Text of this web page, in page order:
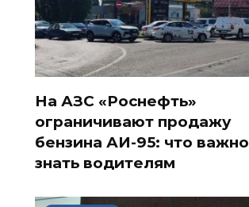
На АЗС «Роснефть»
ограничивают продажу
бензина АИ-95: что важно
знать водителям